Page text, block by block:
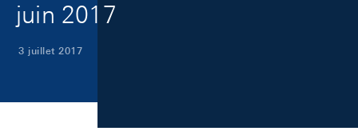
juin 2017
3 juillet 2017